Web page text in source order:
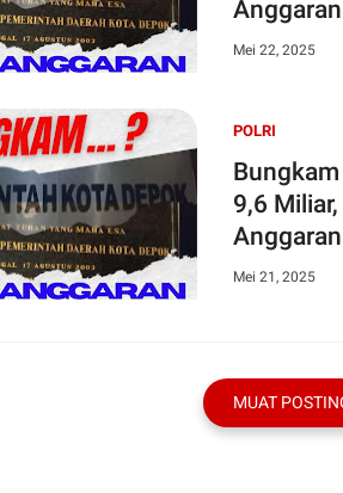
Mei 22, 2025
POLRI
9,6
Mei 21, 2025
MUAT